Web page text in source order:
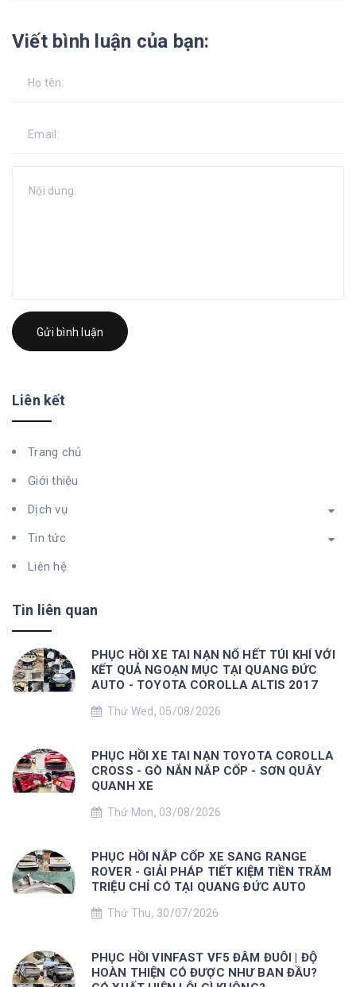
Viết bình luận của bạn:
Gửi bình luận
Liên kết
Trang chủ
Giới thiệu
Dịch vụ
Tin tức
Liên hệ
Tin liên quan
PHỤC HỒI XE TAI NẠN NỔ HẾT TÚI KHÍ VỚI
KẾT QUẢ NGOẠN MỤC TẠI QUANG ĐỨC
AUTO - TOYOTA COROLLA ALTIS 2017
Thứ Wed, 05/08/2026
PHỤC HỒI XE TAI NẠN TOYOTA COROLLA
CROSS - GÒ NẮN NẮP CỐP - SƠN QUÂY
QUANH XE
Thứ Mon, 03/08/2026
PHỤC HỒI NẮP CỐP XE SANG RANGE
ROVER - GIẢI PHÁP TIẾT KIỆM TIỀN TRĂM
TRIỆU CHỈ CÓ TẠI QUANG ĐỨC AUTO
Thứ Thu, 30/07/2026
PHỤC HỒI VINFAST VF5 ĐÂM ĐUÔI | ĐỘ
HOÀN THIỆN CÓ ĐƯỢC NHƯ BAN ĐẦU?